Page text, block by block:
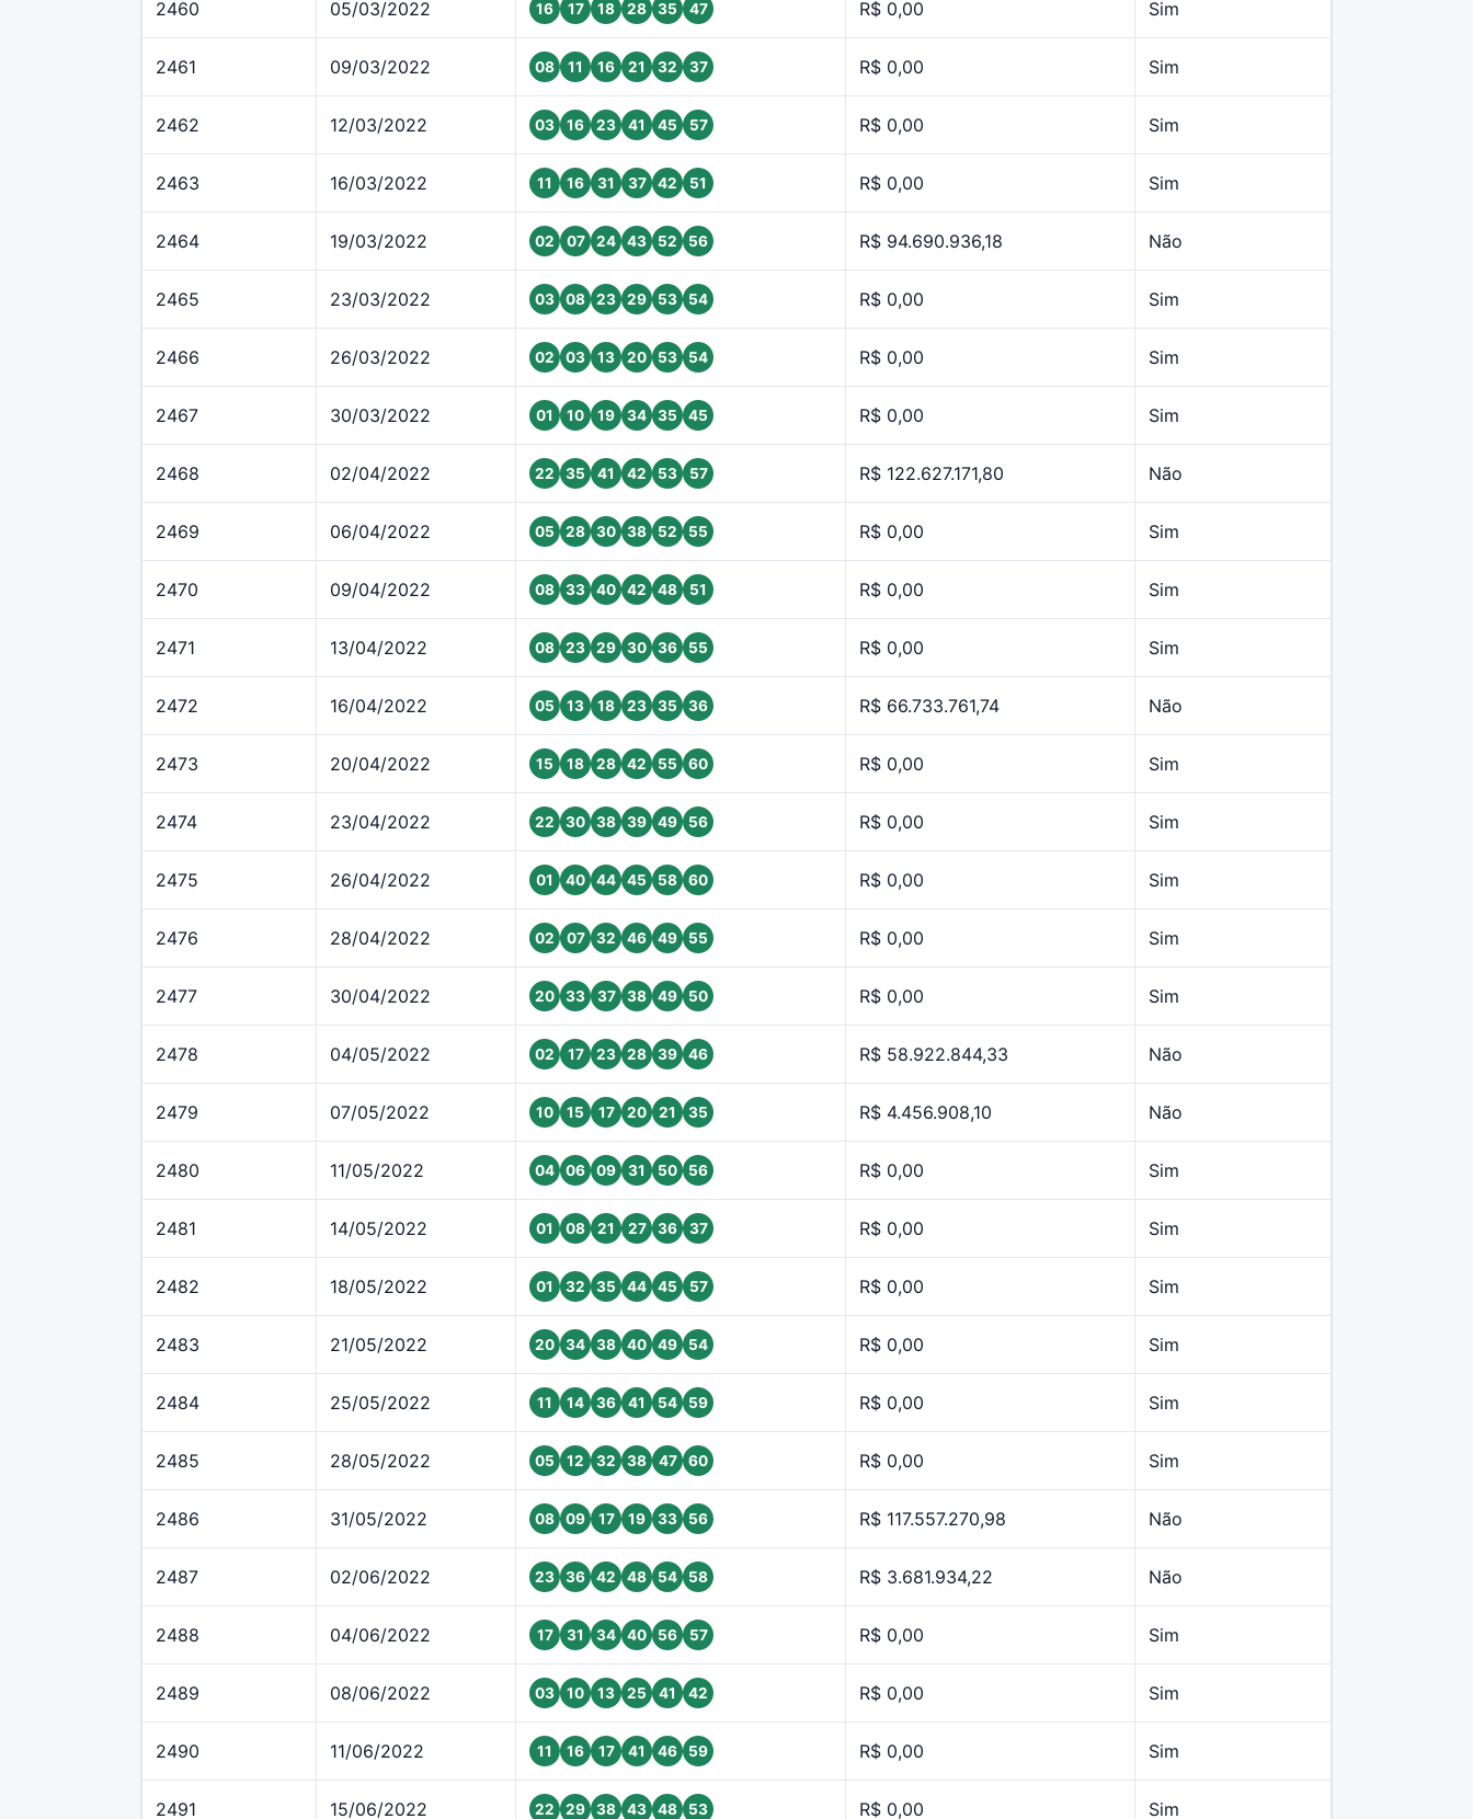
2460 05/03/2022 16 17 18 28 35 47 R$ 0,00 Sim
2461 09/03/2022 08 11 16 21 32 37 R$ 0,00 Sim
2462 12/03/2022 03 16 23 41 45 57 R$ 0,00 Sim
2463 16/03/2022 11 16 31 37 42 51 R$ 0,00 Sim
2464 19/03/2022 02 07 24 43 52 56 R$ 94.690.936,18 Não
2465 23/03/2022 03 08 23 29 53 54 R$ 0,00 Sim
2466 26/03/2022 02 03 13 20 53 54 R$ 0,00 Sim
2467 30/03/2022 01 10 19 34 35 45 R$ 0,00 Sim
2468 02/04/2022 22 35 41 42 53 57 R$ 122.627.171,80 Não
2469 06/04/2022 05 28 30 38 52 55 R$ 0,00 Sim
2470 09/04/2022 08 33 40 42 48 51 R$ 0,00 Sim
2471 13/04/2022 08 23 29 30 36 55 R$ 0,00 Sim
2472 16/04/2022 05 13 18 23 35 36 R$ 66.733.761,74 Não
2473 20/04/2022 15 18 28 42 55 60 R$ 0,00 Sim
2474 23/04/2022 22 30 38 39 49 56 R$ 0,00 Sim
2475 26/04/2022 01 40 44 45 58 60 R$ 0,00 Sim
2476 28/04/2022 02 07 32 46 49 55 R$ 0,00 Sim
2477 30/04/2022 20 33 37 38 49 50 R$ 0,00 Sim
2478 04/05/2022 02 17 23 28 39 46 R$ 58.922.844,33 Não
2479 07/05/2022 10 15 17 20 21 35 R$ 4.456.908,10 Não
2480 11/05/2022 04 06 09 31 50 56 R$ 0,00 Sim
2481 14/05/2022 01 08 21 27 36 37 R$ 0,00 Sim
2482 18/05/2022 01 32 35 44 45 57 R$ 0,00 Sim
2483 21/05/2022 20 34 38 40 49 54 R$ 0,00 Sim
2484 25/05/2022 11 14 36 41 54 59 R$ 0,00 Sim
2485 28/05/2022 05 12 32 38 47 60 R$ 0,00 Sim
2486 31/05/2022 08 09 17 19 33 56 R$ 117.557.270,98 Não
2487 02/06/2022 23 36 42 48 54 58 R$ 3.681.934,22 Não
2488 04/06/2022 17 31 34 40 56 57 R$ 0,00 Sim
2489 08/06/2022 03 10 13 25 41 42 R$ 0,00 Sim
2490 11/06/2022 11 16 17 41 46 59 R$ 0,00 Sim
2491 15/06/2022 22 29 38 43 48 53 R$ 0,00 Sim